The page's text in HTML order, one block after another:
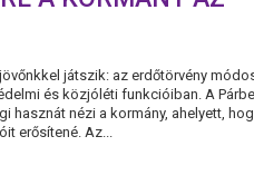
játszik: az erdőtörvény
és közjóléti funkcióiban. A
hasznát nézi a kormány, ahelyett,
erősítené. Az...